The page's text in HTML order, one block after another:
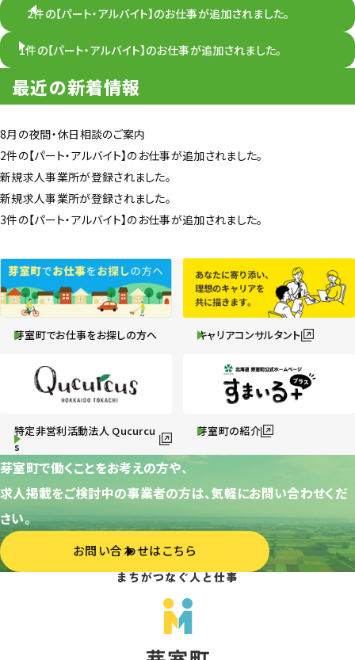
2件の【パート・アルバイト】のお仕事が追加されました。
1件の【パート・アルバイト】のお仕事が追加されました。
最近の新着情報
8月の夜間・休日相談のご案内
2件の【パート・アルバイト】のお仕事が追加されました。
新規求人事業所が登録されました。
新規求人事業所が登録されました。
3件の【パート・アルバイト】のお仕事が追加されました。
芽室町でお仕事をお探しの方へ キャリアコンサルタント
特定非営利活動法人 Qucurcu
s
芽室町の紹介
芽室町で働くことをお考えの方や、
求人掲載をご検討中の事業者の方は、気軽にお問い合わせくだ
さい。
お問い合わせはこちら